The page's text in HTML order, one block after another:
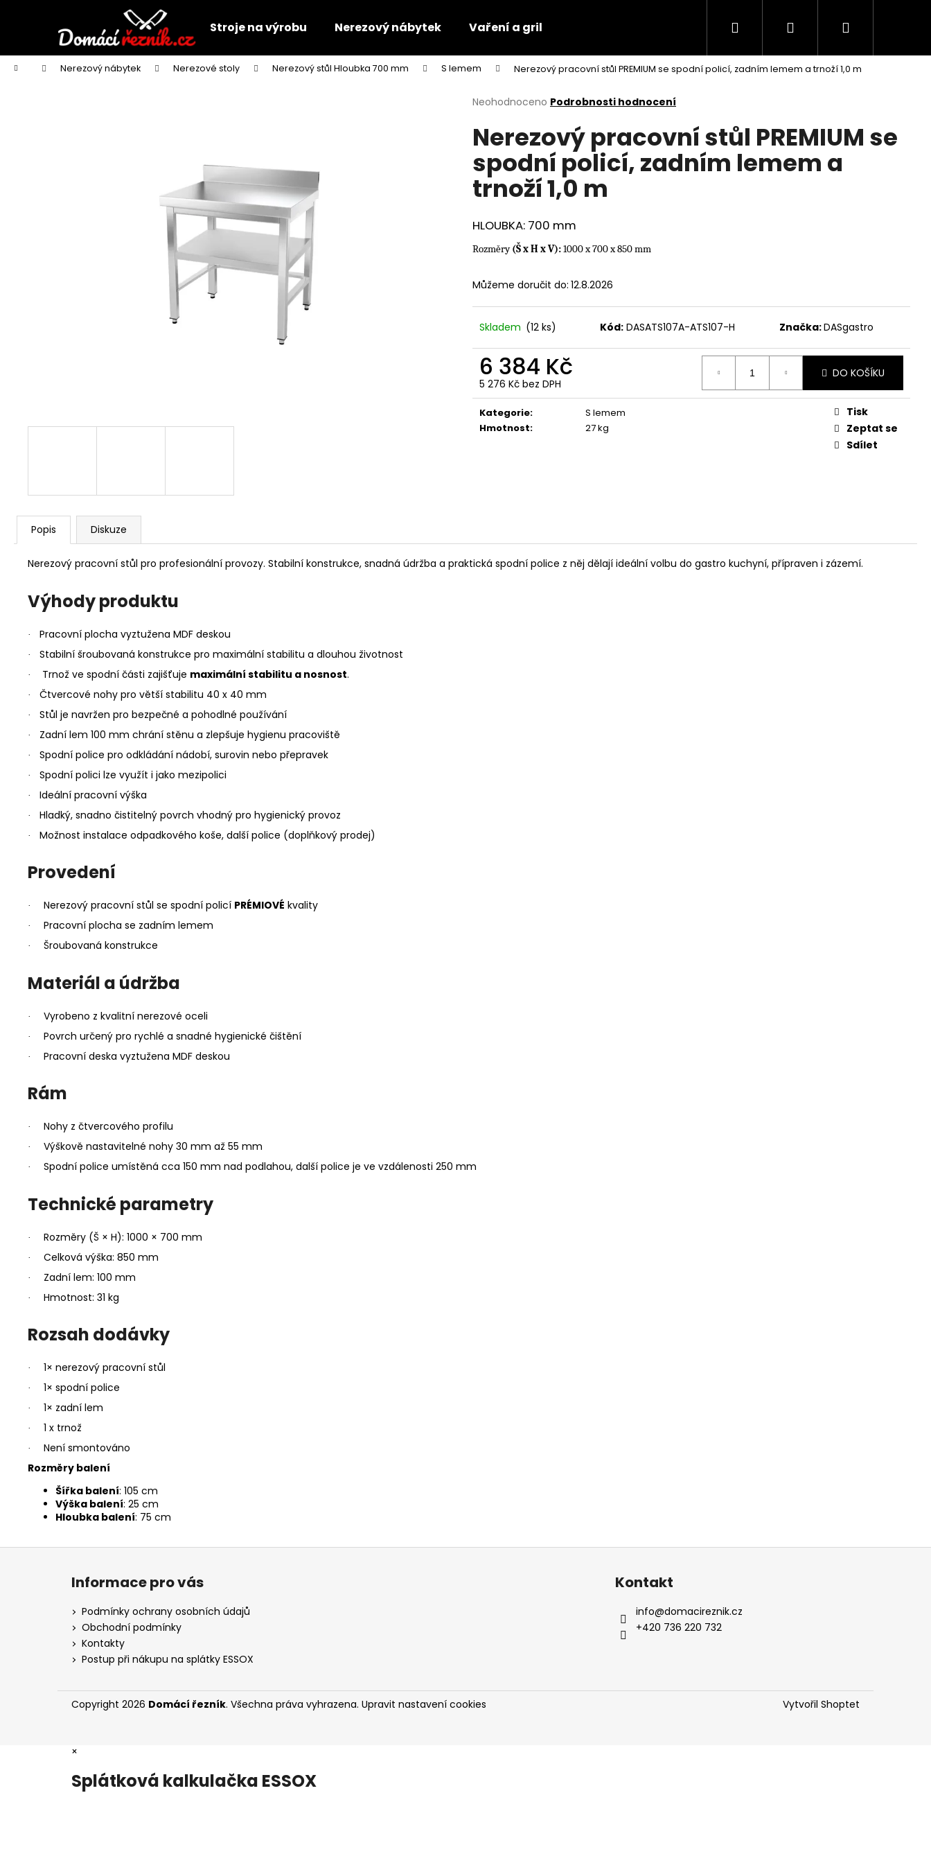
Stroje na výrobu Nerezový nábytek Vaření a gril Hledat PřihlášeníNákupní
Domů Nerezový nábytek Nerezové stoly Nerezový stůl Hloubka 700 mm S lemem Nerezový pracovní stůl PREMIUM se spodní policí, zadním lemem a trnoží 1,0 m
Průměrné
produktu
je
z
5
hvězdiček.
Neohodnoceno Podrobnosti hodnocení
Nerezový pracovní stůl PREMIUM se
spodní policí, zadním lemem a
trnoží 1,0 m
HLOUBKA: 700 mm
Rozměry(Š x H x V):1000 x 700 x 850 mm
Můžeme doručit do: 12.8.2026
Skladem (12 ks) Kód: DASATS107A-ATS107-H Značka:DASgastro
6 384 Kč
5 276 Kč bez DPH
Měrná
cena:
DO KOŠÍKU
Kategorie:
S lemem
Hmotnost: 27 kg
Tisk
Zeptat se
Sdílet
Popis Diskuze
Nerezový pracovní stůl pro profesionální provozy. Stabilní konstrukce, snadná údržba a praktická spodní police z něj dělají ideální volbu do gastro kuchyní, přípraven i zázemí.
Výhody produktu
· Pracovní plocha vyztužena MDF deskou
· Stabilní šroubovaná konstrukce pro maximální stabilitu a dlouhou životnost
· Trnož ve spodní části zajišťuje maximální stabilitu a nosnost.
· Čtvercové nohy pro větší stabilitu 40 x 40 mm
· Stůl je navržen pro bezpečné a pohodlné používání
· Zadní lem 100 mm chrání stěnu a zlepšuje hygienu pracoviště
· Spodní police pro odkládání nádobí, surovin nebo přepravek
· Spodní polici lze využít i jako mezipolici
· Ideální pracovní výška
· Hladký, snadno čistitelný povrch vhodný pro hygienický provoz
· Možnost instalace odpadkového koše, další police (doplňkový prodej)
Provedení
· Nerezový pracovní stůl se spodní policí PRÉMIOVÉ kvality
· Pracovní plocha se zadním lemem
· Šroubovaná konstrukce
Materiál a údržba
· Vyrobeno z kvalitní nerezové oceli
· Povrch určený pro rychlé a snadné hygienické čištění
· Pracovní deska vyztužena MDF deskou
Rám
· Nohy z čtvercového profilu
· Výškově nastavitelné nohy 30 mm až 55 mm
· Spodní police umístěná cca 150 mm nad podlahou, další police je ve vzdálenosti 250 mm
Technické parametry
· Rozměry (Š × H): 1000 × 700 mm
· Celková výška: 850 mm
· Zadní lem: 100 mm
· Hmotnost: 31 kg
Rozsah dodávky
· 1× nerezový pracovní stůl
· 1× spodní police
· 1× zadní lem
· 1 x trnož
·
Není smontováno
Rozměry balení
Šířka balení: 105 cm
Výška balení: 25 cm
Hloubka balení: 75 cm
í
Zpět
do
obchodu
Zpět
do
obchodu
Co potřebujete najít?
HLEDAT
Informace pro vás
Podmínky ochrany osobních údajů
Obchodní podmínky
Kontakty
Postup při nákupu na splátky ESSOX
Kontakt
info@domacireznik.cz
+420 736 220 732
Vytvořil Shoptet
Copyright 2026 Domácí řezník. Všechna práva vyhrazena. Upravit nastavení cookies
×
Splátková kalkulačka ESSOX